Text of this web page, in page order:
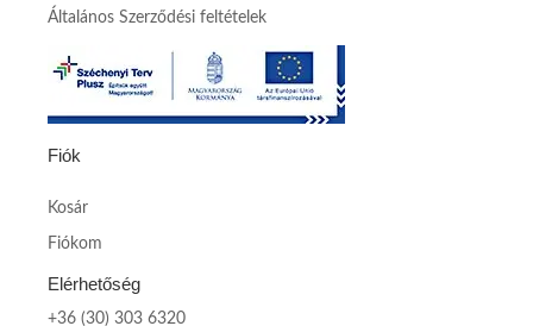
Általános Szerződési feltételek
Fiók
Kosár
Fiókom
Elérhetőség
+36 (30) 303 6320